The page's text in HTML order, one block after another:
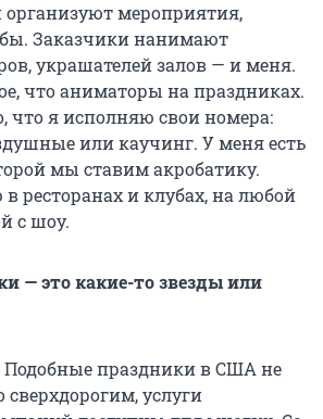
мероприятия,
Заказчики нанимают
украшателей залов — и меня.
что аниматоры на праздниках.
что я исполняю свои номера:
или каучинг. У меня есть
мы ставим акробатику.
ресторанах и клубах, на любой
с шоу.
— это какие-то звезды или
Подобные праздники в США не
услуги